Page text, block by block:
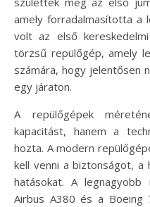
amely forradalmasította a
volt az első
törzsű repülőgép, amely
számára, hogy jelentősen
egy járaton.
A repülőgépek
kapacitást, hanem a
hozta. A modern
kell venni a biztonságot, a
hatásokat. A
Airbus A380 és a Boeing